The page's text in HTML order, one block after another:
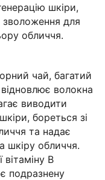
шкіри,
зволоження для
обличчя.
чай, багатий
волокна
виводити
бореться зі
та надає
шкіру обличчя.
B
подразнену